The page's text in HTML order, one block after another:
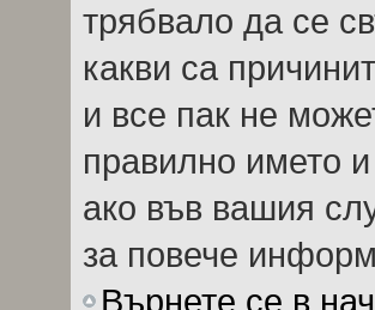
трябвало да се
какви са
и все пак не
правилно името
ако във вашия
за повече
Върнете се в